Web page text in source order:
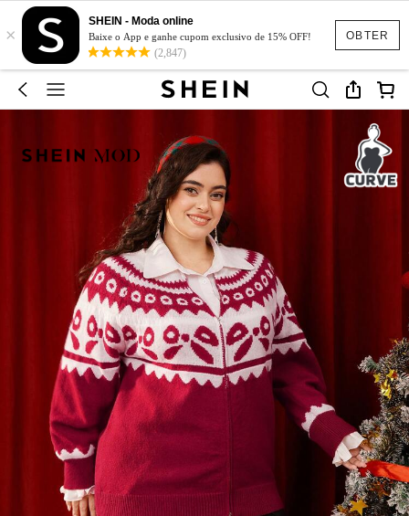
OBTER
×
SHEIN - Moda online
Baixe o App e ganhe cupom exclusivo de 15% OFF!
(2,847)